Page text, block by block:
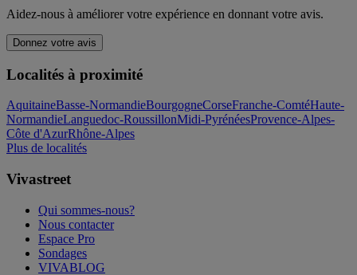
Aidez-nous à améliorer votre expérience en donnant votre avis.
Donnez votre avis
Localités à proximité
AquitaineBasse-NormandieBourgogneCorseFranche-ComtéHaute-
NormandieLanguedoc-RoussillonMidi-PyrénéesProvence-Alpes-
Côte d'AzurRhône-Alpes
Plus de localités
Vivastreet
Qui sommes-nous?
Nous contacter
Espace Pro
Sondages
VIVABLOG